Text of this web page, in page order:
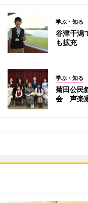
学ぶ・知る
谷津干潟
も拡充
学ぶ・知る
菊田公民
会 声楽